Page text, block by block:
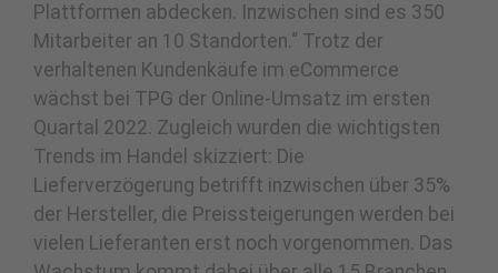
Plattformen abdecken. Inzwischen sind es 350
Mitarbeiter an 10 Standorten.“ Trotz der
verhaltenen Kundenkäufe im eCommerce
wächst bei TPG der Online-Umsatz im ersten
Quartal 2022. Zugleich wurden die wichtigsten
Trends im Handel skizziert: Die
Lieferverzögerung betrifft inzwischen über 35%
der Hersteller, die Preissteigerungen werden bei
vielen Lieferanten erst noch vorgenommen. Das